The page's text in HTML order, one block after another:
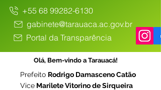
+55 68 99282-6130
gabinete@tarauaca.ac.gov.br
Portal da Transparência
Olá, Bem-vindo a Tarauacá!
Prefeito Rodrigo Damasceno Catão
Vice Marilete Vitorino de Sirqueira